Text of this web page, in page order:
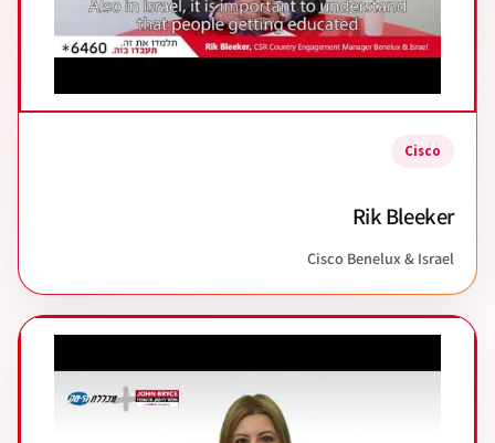
Cisco
Rik Bleeker
Cisco Benelux & Israel